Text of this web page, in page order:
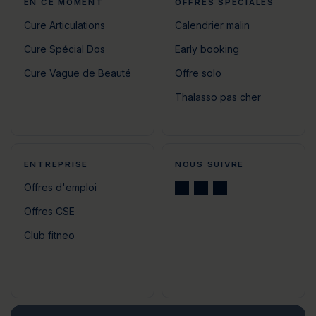
Cure Articulations
Cure Spécial Dos
Cure Vague de Beauté
Calendrier malin
Early booking
Offre solo
Thalasso pas cher
ENTREPRISE
Offres d'emploi
Offres CSE
Club fitneo
NOUS SUIVRE